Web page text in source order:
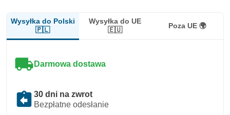
Wysyłka do Polski
🇵🇱
Wysyłka do UE
🇪🇺
Poza UE 🌍
local_shipping Darmowa dostawa
assignment_return 30 dni na zwrot
Bezpłatne odesłanie